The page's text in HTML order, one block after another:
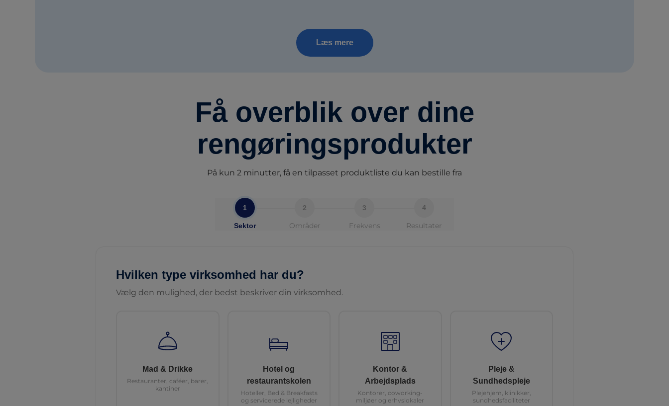
Læs mere
Få overblik over dine
rengøringsprodukter
På kun 2 minutter, få en tilpasset produktliste du kan bestille fra
1
Sektor
2
Områder
3
Frekvens
4
Resultater
Hvilken type virksomhed har du?
Vælg den mulighed, der bedst beskriver din virksomhed.
Mad & Drikke
Restauranter, caféer, barer,
kantiner
Hotel og
restaurantskolen
Hoteller, Bed & Breakfasts
og servicerede lejligheder
Kontor &
Arbejdsplads
Kontorer, coworking-
miljøer og erhvslokaler
Pleje &
Sundhedspleje
Plejehjem, klinikker,
sundhedsfaciliteter